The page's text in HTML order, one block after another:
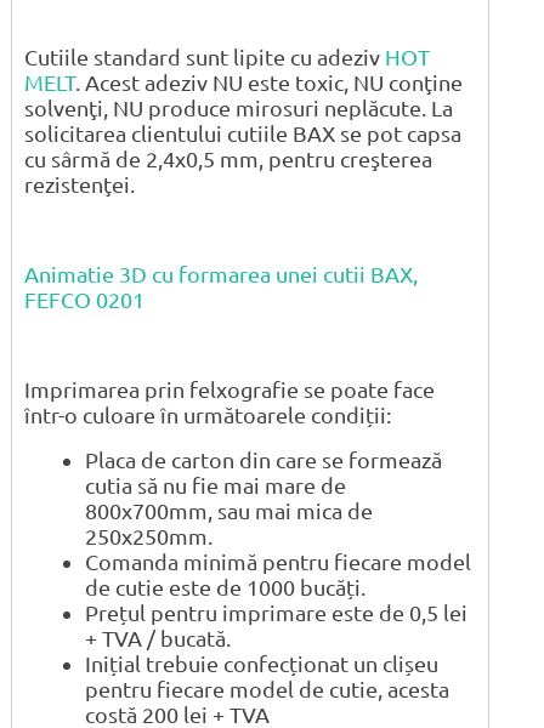
Cutiile standard sunt lipite cu adeziv HOT
MELT. Acest adeziv NU este toxic, NU conţine
solvenţi, NU produce mirosuri neplăcute. La
solicitarea clientului cutiile BAX se pot capsa
cu sârmă de 2,4x0,5 mm, pentru creşterea
rezistenţei.
Animatie 3D cu formarea unei cutii BAX,
FEFCO 0201
Imprimarea prin felxografie se poate face
într-o culoare în următoarele condiții:
Placa de carton din care se formează
cutia să nu fie mai mare de
800x700mm, sau mai mica de
250x250mm.
Comanda minimă pentru fiecare model
de cutie este de 1000 bucăți.
Prețul pentru imprimare este de 0,5 lei
+ TVA / bucată.
Inițial trebuie confecționat un clișeu
pentru fiecare model de cutie, acesta
costă 200 lei + TVA